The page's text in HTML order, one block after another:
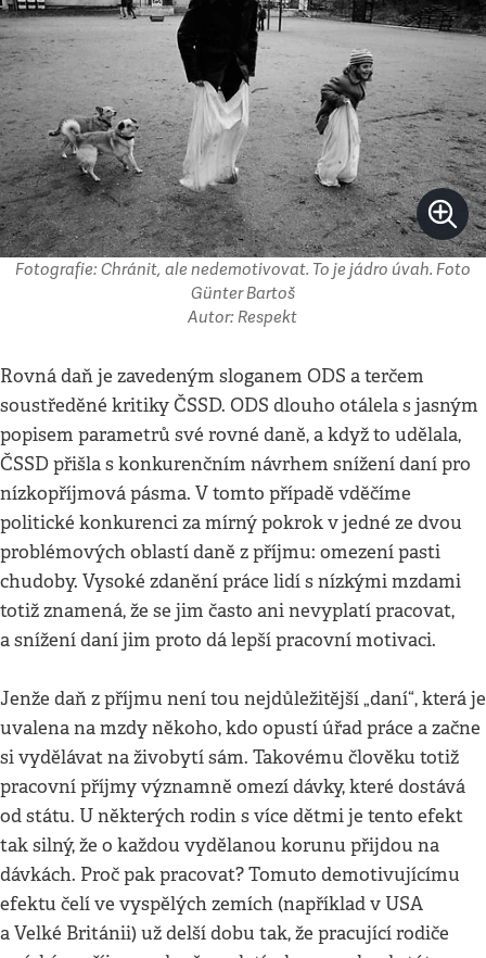
Fotografie: Chránit, ale nedemotivovat. To je jádro úvah. Foto
Günter Bartoš
Autor: Respekt
Rovná daň je zavedeným sloganem ODS a terčem
soustředěné kritiky ČSSD. ODS dlouho otálela s jasným
popisem parametrů své rovné daně, a když to udělala,
ČSSD přišla s konkurenčním návrhem snížení daní pro
nízkopříjmová pásma. V tomto případě vděčíme
politické konkurenci za mírný pokrok v jedné ze dvou
problémových oblastí daně z příjmu: omezení pasti
chudoby. Vysoké zdanění práce lidí s nízkými mzdami
totiž znamená, že se jim často ani nevyplatí pracovat,
a snížení daní jim proto dá lepší pracovní motivaci.
Jenže daň z příjmu není tou nejdůležitější „daní“, která je
uvalena na mzdy někoho, kdo opustí úřad práce a začne
si vydělávat na živobytí sám. Takovému člověku totiž
pracovní příjmy významně omezí dávky, které dostává
od státu. U některých rodin s více dětmi je tento efekt
tak silný, že o každou vydělanou korunu přijdou na
dávkách. Proč pak pracovat? Tomuto demotivujícímu
efektu čelí ve vyspělých zemích (například v USA
a Velké Británii) už delší dobu tak, že pracující rodiče